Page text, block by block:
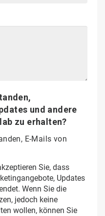
und andere
zu erhalten?
E-Mails von
Sie, dass
Updates
Wenn Sie die
jedoch keine
wollen, können Sie